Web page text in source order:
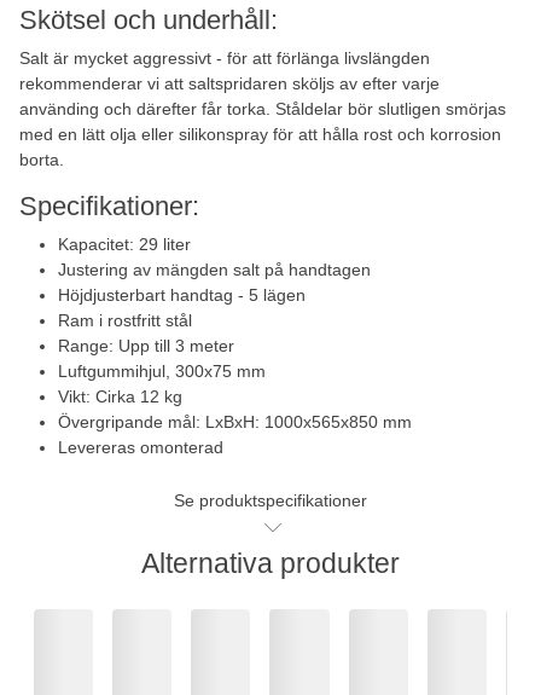
Skötsel och underhåll:
Salt är mycket aggressivt - för att förlänga livslängden
rekommenderar vi att saltspridaren sköljs av efter varje
använding och därefter får torka. Ståldelar bör slutligen smörjas
med en lätt olja eller silikonspray för att hålla rost och korrosion
borta.
Specifikationer:
Kapacitet: 29 liter
Justering av mängden salt på handtagen
Höjdjusterbart handtag - 5 lägen
Ram i rostfritt stål
Range: Upp till 3 meter
Luftgummihjul, 300x75 mm
Vikt: Cirka 12 kg
Övergripande mål: LxBxH: 1000x565x850 mm
Levereras omonterad
Se produktspecifikationer
Alternativa produkter